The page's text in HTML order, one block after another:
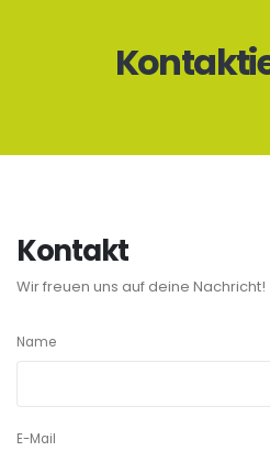
Kontakt
Wir freuen uns auf deine Nachricht!
Name
E-Mail